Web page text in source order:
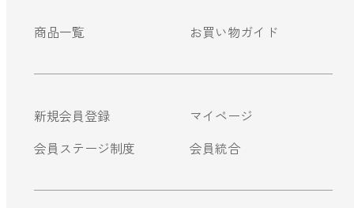
商品一覧 お買い物ガイド
新規会員登録
マイページ
会員ステージ制度
会員統合